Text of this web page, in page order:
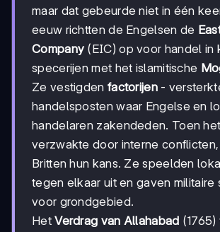
maar dat gebeurde niet in één
eeuw richtten de Engelsen de
Company (EIC) op voor handel in
specerijen met het islamitische
Ze vestigden factorijen-
handelsposten waar Engelse en
handelaren zakendeden. Toen
verzwakte door interne
Britten hun kans. Ze speelden
tegen elkaar uit en gaven militaire
voor grondgebied.
HetVerdrag van Allahabad